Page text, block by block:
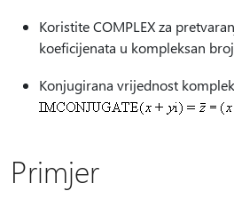
Koristite COMPLEX za
koeficijenata u kompleksan
Konjugirana vrijednost
Primjer